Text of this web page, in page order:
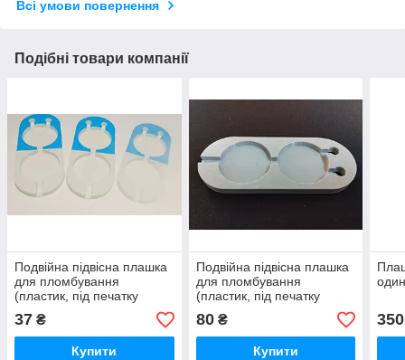
Всі умови повернення
Подібні товари компанії
Подвійна підвісна плашка
для пломбування
(пластик, під печатку
28мм) БІЛО СИНЯ
37 ₴
Купити
Подвійна підвісна плашка
для пломбування
(пластик, під печатку
40мм)
80₴
Купити
350